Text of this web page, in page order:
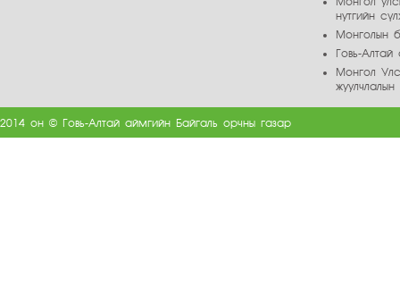
нутгийн
Монголын
Говь-
Монгол
2014 он © Говь-Алтай аймгийн Байгаль орчны газар